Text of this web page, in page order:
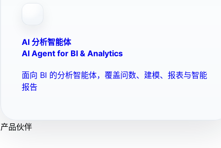
AI 分析智能体
AI Agent for BI & Analytics
面向 BI 的分析智能体，覆盖问数、建模、报表与智能
报告
产品伙伴